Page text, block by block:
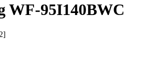
WF-95I140BWC